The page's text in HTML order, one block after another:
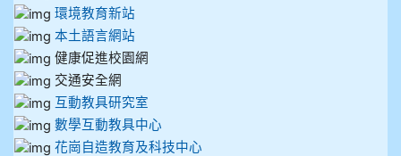
環境教育新站
本土語言網站
健康促進校園網
交通安全網
互動教具研究室
數學互動教具中心
花崗自造教育及科技中心